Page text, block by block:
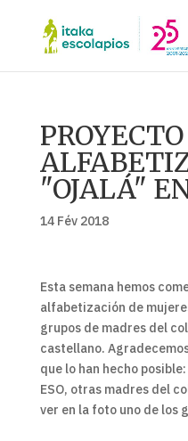
"OJALÁ"
14 Fév 2018
Esta semana hemos
alfabetización de
grupos de madres del
castellano.
que lo han hecho
ESO, otras madres del
ver en la foto uno de los